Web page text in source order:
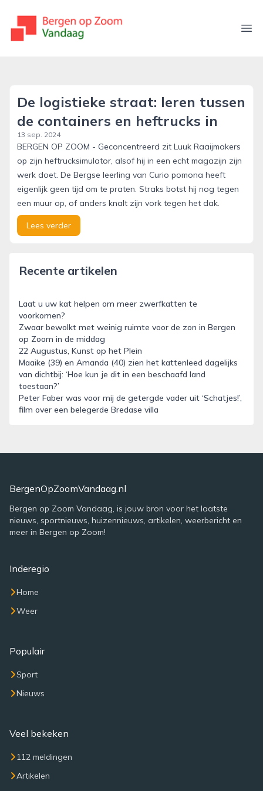
bergenopzoomvandaag.nl
De logistieke straat: leren tussen
de containers en heftrucks in
13 sep. 2024
BERGEN OP ZOOM - Geconcentreerd zit Luuk Raaijmakers
op zijn heftrucksimulator, alsof hij in een echt magazijn zijn
werk doet. De Bergse leerling van Curio pomona heeft
eigenlijk geen tijd om te praten. Straks botst hij nog tegen
een muur op, of anders knalt zijn vork tegen het dak.
Lees verder
Recente artikelen
Laat u uw kat helpen om meer zwerfkatten te
voorkomen?
Zwaar bewolkt met weinig ruimte voor de zon in Bergen
op Zoom in de middag
22 Augustus, Kunst op het Plein
Maaike (39) en Amanda (40) zien het kattenleed dagelijks
van dichtbij: ‘Hoe kun je dit in een beschaafd land
toestaan?’
Peter Faber was voor mij de getergde vader uit ‘Schatjes!’,
film over een belegerde Bredase villa
BergenOpZoomVandaag.nl
Bergen op Zoom Vandaag, is jouw bron voor het laatste
nieuws, sportnieuws, huizennieuws, artikelen, weerbericht en
meer in Bergen op Zoom!
Inderegio
Home
Weer
Populair
Sport
Nieuws
Veel bekeken
112 meldingen
Artikelen